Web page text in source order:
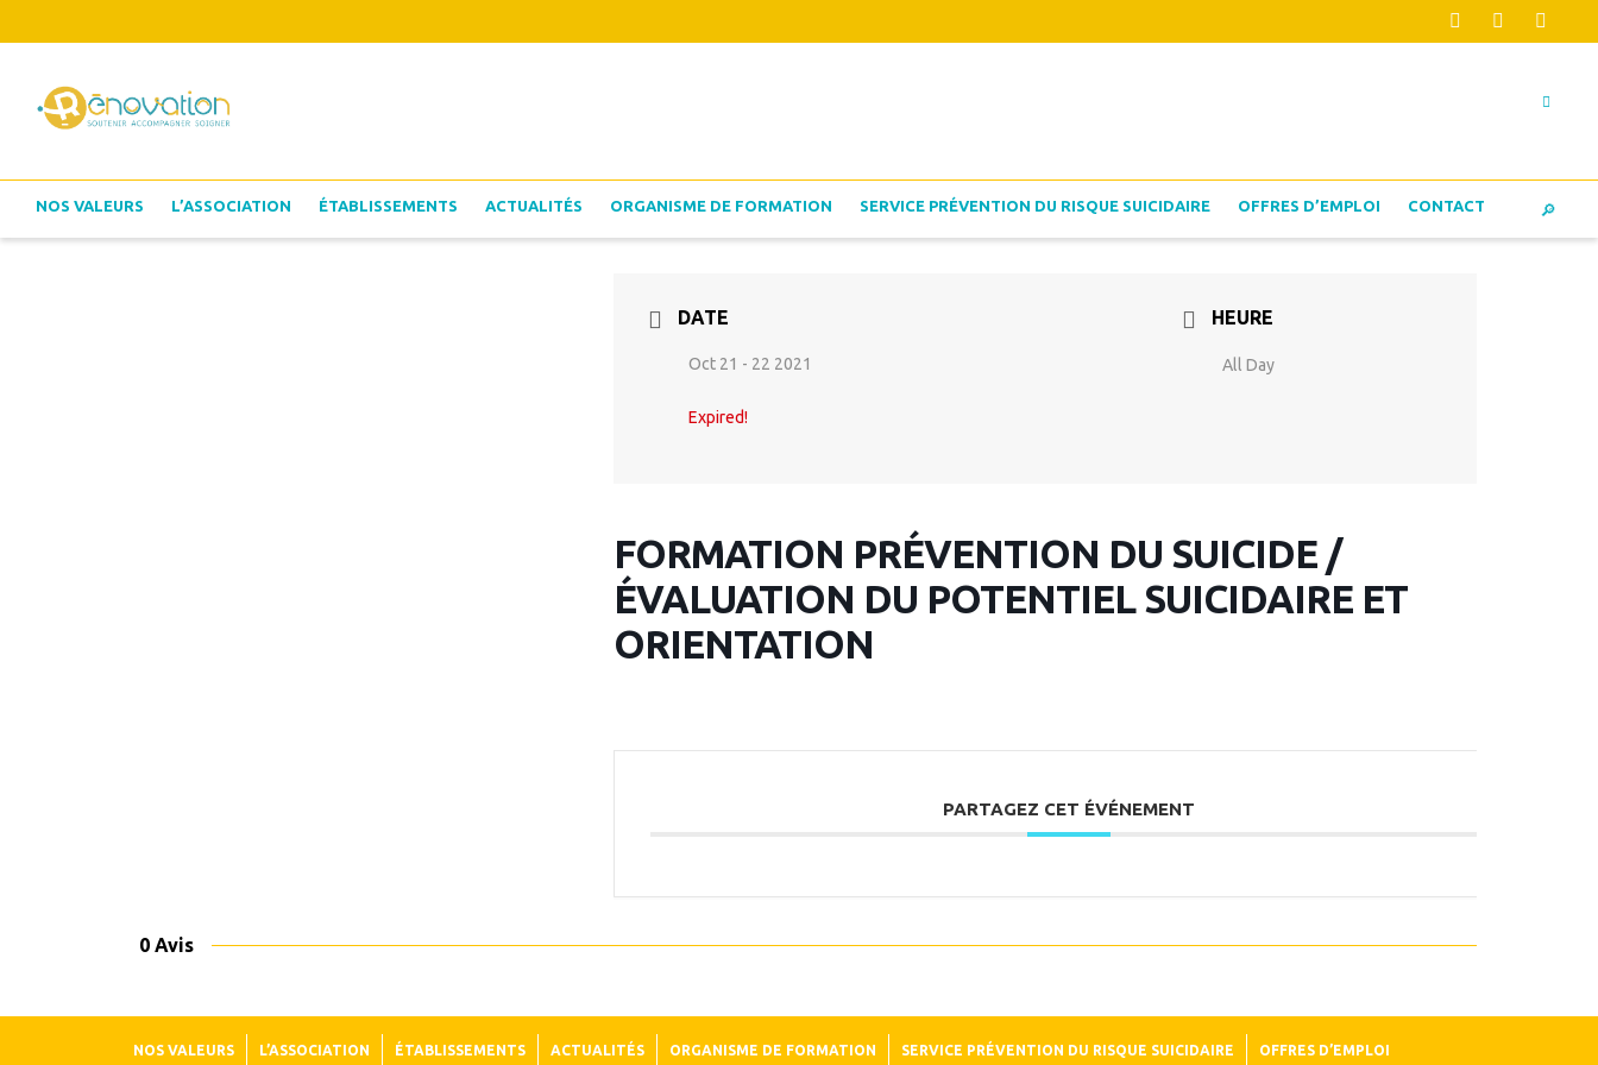
NOS VALEURS L’ASSOCIATION ÉTABLISSEMENTS ACTUALITÉS ORGANISME DE FORMATION SERVICE PRÉVENTION DU RISQUE SUICIDAIRE OFFRES D’EMPLOI CONTACT
DATE
Oct 21 - 22 2021
Expired!
HEURE
All Day
FORMATION PRÉVENTION DU SUICIDE /
ÉVALUATION DU POTENTIEL SUICIDAIRE ET
ORIENTATION
PARTAGEZ CET ÉVÉNEMENT
0 Avis
NOS VALEURS L’ASSOCIATION ÉTABLISSEMENTS ACTUALITÉS ORGANISME DE FORMATION SERVICE PRÉVENTION DU RISQUE SUICIDAIRE OFFRES D’EMPLOI